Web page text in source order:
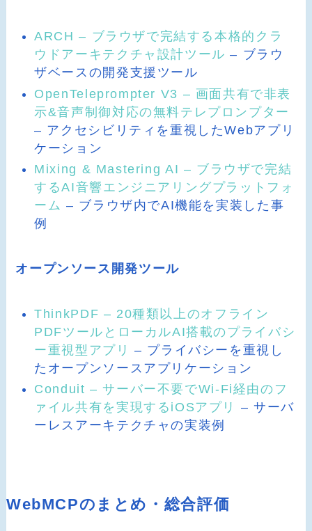
ARCH – ブラウザで完結する本格的クラ
ウドアーキテクチャ設計ツール – ブラウ
ザベースの開発支援ツール
OpenTeleprompter V3 – 画面共有で非表
示&音声制御対応の無料テレプロンプター
– アクセシビリティを重視したWebアプリ
ケーション
Mixing & Mastering AI – ブラウザで完結
するAI音響エンジニアリングプラットフォ
ーム – ブラウザ内でAI機能を実装した事
例
オープンソース開発ツール
ThinkPDF – 20種類以上のオフライン
PDFツールとローカルAI搭載のプライバシ
ー重視型アプリ – プライバシーを重視し
たオープンソースアプリケーション
Conduit – サーバー不要でWi-Fi経由のフ
ァイル共有を実現するiOSアプリ
– サーバ
ーレスアーキテクチャの実装例
WebMCPのまとめ・総合評価